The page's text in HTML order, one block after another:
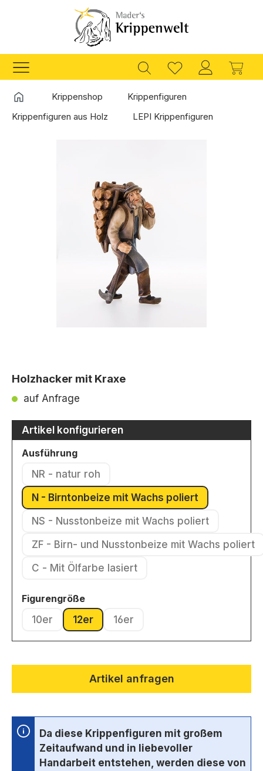
Zum Hauptinhalt springen
StartseiteKrippenshop
Krippenfiguren
Krippenfiguren aus Holz
LEPI Krippenfiguren
Holzhacker mit Kraxe
auf Anfrage
Artikel konfigurieren
Ausführungauswählen
NR - natur roh
(Diese Option ist zurzeit nicht verfügbar.)
N - Birntonbeize mit Wachs poliert
(Diese Option ist zurzeit nicht
NS - Nusstonbeize mit Wachs poliert
(Diese Option ist zurzeit nicht
ZF - Birn- und Nusstonbeize mit Wachs poliert
(Diese Option ist zurzeit
C - Mit Ölfarbe lasiert
(Diese Option ist zurzeit nicht verfügbar.)
Figurengrößeauswählen
10er
(Diese Option ist zurzeit nicht verfügbar.)
12er
(Diese Option ist zurzeit nicht verfügbar.)
16er
(Diese Option ist zurzeit nicht
Artikel anfragen
Da diese Krippenfiguren mit großem
Zeitaufwand und in liebevoller
Handarbeit entstehen, werden diese von